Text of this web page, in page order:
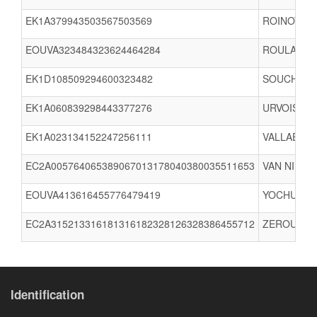
EK1A379943503567503569 ROINOT
EOUVA323484323624464284 ROULAND
EK1D108509294600323482
EK1A060839298443377276 URVOIS
EK1A023134152247256111 VALLAEYS
EC2A005764065389067013178040380035511653 VAN
EOUVA413616455776479419 YOCHUM
EC2A315213316181316182328126328386455712 ZEROUGA
Identification